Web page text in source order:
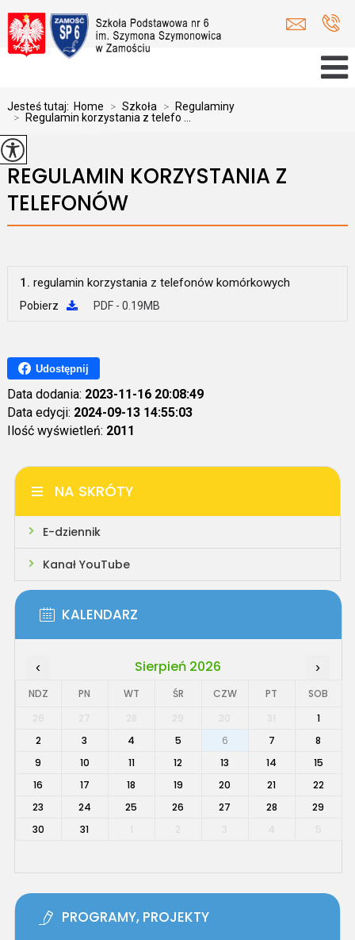
Jesteś tutaj: Home > Szkoła >
Regulaminy
>
Regulamin korzystania z telefo ...
REGULAMIN KORZYSTANIA Z
TELEFONÓW
1. regulamin korzystania z telefonów komórkowych
Pobierz PDF - 0.19MB
Udostępnij
Data dodania: 2023-11-16 20:08:49
Data edycji: 2024-09-13 14:55:03
Ilość wyświetleń: 2011
NA SKRÓTY
E-dziennik
Kanał YouTube
KALENDARZ
‹ Sierpień 2026 ›
NDZ PN WT ŚR CZW PT
SOB
1
2
3 4 5 6 7
8
9
10 11 12 13 14
15
16
17 18 19 20 21
22
23
24 25 26 27 28
29
30
31
PROGRAMY, PROJEKTY